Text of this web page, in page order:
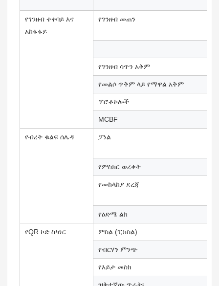
የገንዘብ ተቀባይ እና
አከፋፋይ
የገንዘብ መጠን
የገንዘብ ሳጥን አቅም
የመልሶ ጥቅም ላይ የማዋል አቅም
ፕሮቶኮሎች
MCBF
የብረት ቁልፍ ሰሌዳ ፓነል
የምስክር ወረቀት
የመከላከያ ደረጃ
የዕድሜ ልክ
የQR ኮድ ስካነር ምስል (ፒክስል)
የብርሃን ምንጭ
የእይታ መስክ